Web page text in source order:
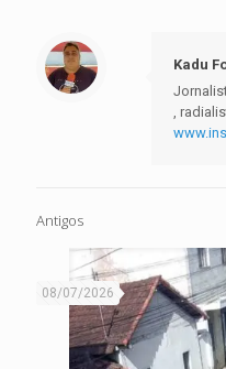
Kadu
,
Antigos
08/07/2026